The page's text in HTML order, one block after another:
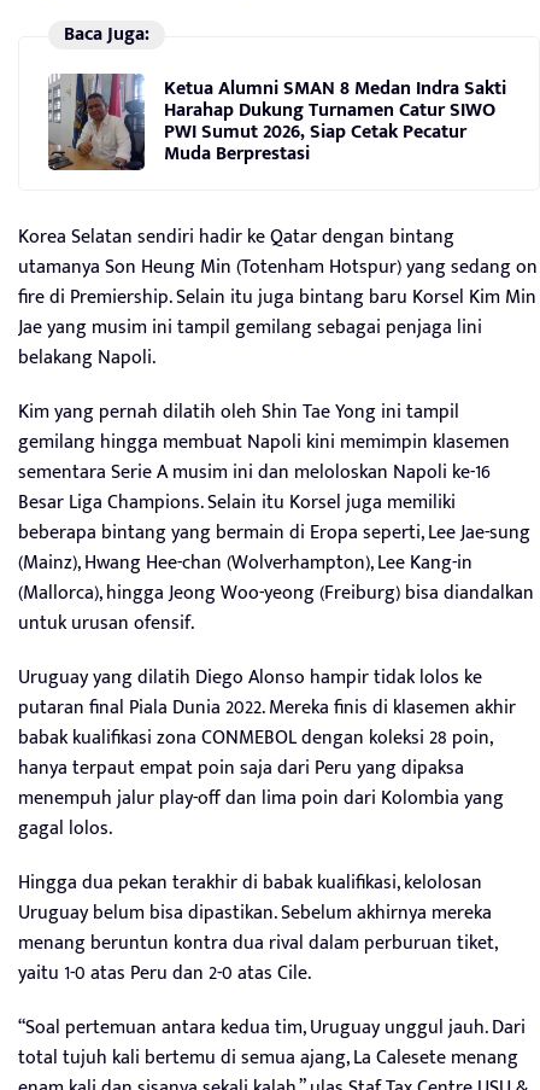
Baca Juga:
Ketua Alumni SMAN 8 Medan Indra Sakti
Harahap Dukung Turnamen Catur SIWO
PWI Sumut 2026, Siap Cetak Pecatur
Muda Berprestasi
Korea Selatan sendiri hadir ke Qatar dengan bintang
utamanya Son Heung Min (Totenham Hotspur) yang sedang on
fire di Premiership. Selain itu juga bintang baru Korsel Kim Min
Jae yang musim ini tampil gemilang sebagai penjaga lini
belakang Napoli.
Kim yang pernah dilatih oleh Shin Tae Yong ini tampil
gemilang hingga membuat Napoli kini memimpin klasemen
sementara Serie A musim ini dan meloloskan Napoli ke-16
Besar Liga Champions. Selain itu Korsel juga memiliki
beberapa bintang yang bermain di Eropa seperti, Lee Jae-sung
(Mainz), Hwang Hee-chan (Wolverhampton), Lee Kang-in
(Mallorca), hingga Jeong Woo-yeong (Freiburg) bisa diandalkan
untuk urusan ofensif.
Uruguay yang dilatih Diego Alonso hampir tidak lolos ke
putaran final Piala Dunia 2022. Mereka finis di klasemen akhir
babak kualifikasi zona CONMEBOL dengan koleksi 28 poin,
hanya terpaut empat poin saja dari Peru yang dipaksa
menempuh jalur play-off dan lima poin dari Kolombia yang
gagal lolos.
Hingga dua pekan terakhir di babak kualifikasi, kelolosan
Uruguay belum bisa dipastikan. Sebelum akhirnya mereka
menang beruntun kontra dua rival dalam perburuan tiket,
yaitu 1-0 atas Peru dan 2-0 atas Cile.
“Soal pertemuan antara kedua tim, Uruguay unggul jauh. Dari
total tujuh kali bertemu di semua ajang, La Calesete menang